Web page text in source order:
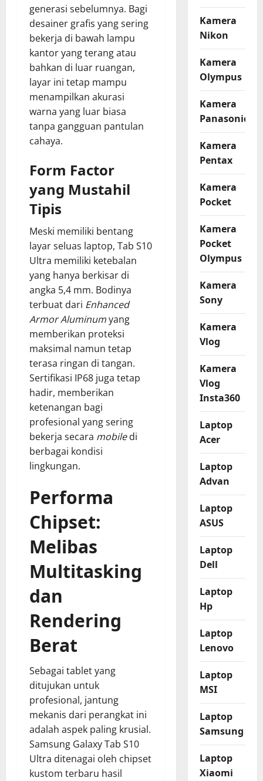
generasi sebelumnya. Bagi
desainer grafis yang sering
bekerja di bawah lampu
kantor yang terang atau
bahkan di luar ruangan,
layar ini tetap mampu
menampilkan akurasi
warna yang luar biasa
tanpa gangguan pantulan
cahaya.
Form Factor
yang Mustahil
Tipis
Meski memiliki bentang
layar seluas laptop, Tab S10
Ultra memiliki ketebalan
yang hanya berkisar di
angka 5,4 mm. Bodinya
terbuat dari Enhanced
Armor Aluminumyang
memberikan proteksi
maksimal namun tetap
terasa ringan di tangan.
Sertifikasi IP68 juga tetap
hadir, memberikan
ketenangan bagi
profesional yang sering
bekerja secara mobiledi
berbagai kondisi
lingkungan.
Performa
Chipset:
Melibas
Multitasking
dan
Rendering
Berat
Sebagai tablet yang
ditujukan untuk
profesional, jantung
mekanis dari perangkat ini
adalah aspek paling krusial.
Samsung Galaxy Tab S10
Ultra ditenagai oleh chipset
kustom terbaru hasil
Kamera
Nikon
Kamera
Olympus
Kamera
Panasonic
Kamera
Pentax
Kamera
Pocket
Kamera
Pocket
Olympus
Kamera
Sony
Kamera
Vlog
Kamera
Vlog
Insta360
Laptop
Acer
Laptop
Advan
Laptop
ASUS
Laptop
Dell
Laptop
Hp
Laptop
Lenovo
Laptop
MSI
Laptop
Samsung
Laptop
Xiaomi